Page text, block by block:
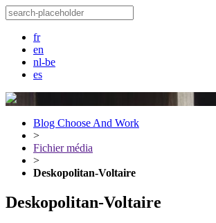
fr
en
nl-be
es
Blog Choose And Work
>
Fichier média
>
Deskopolitan-Voltaire
Deskopolitan-Voltaire